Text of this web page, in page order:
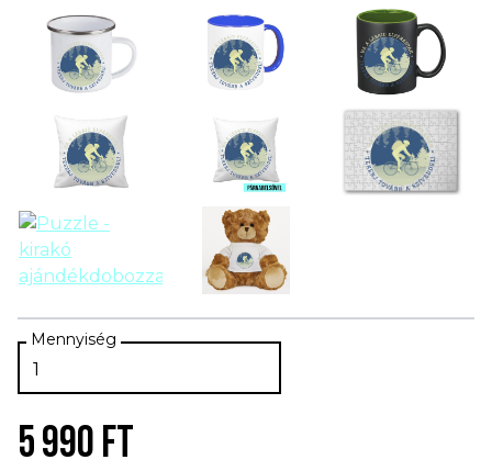
5 990 FT